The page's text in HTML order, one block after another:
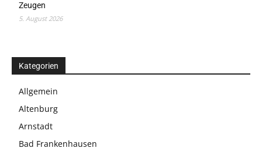
Zeugen
5. August 2026
Kategorien
Allgemein
Altenburg
Arnstadt
Bad Frankenhausen